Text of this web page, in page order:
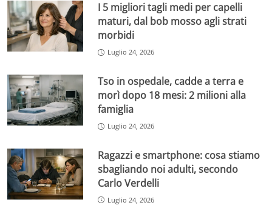
I 5 migliori tagli medi per capelli
maturi, dal bob mosso agli strati
morbidi
Luglio 24, 2026
Tso in ospedale, cadde a terra e
morì dopo 18 mesi: 2 milioni alla
famiglia
Luglio 24, 2026
Ragazzi e smartphone: cosa stiamo
sbagliando noi adulti, secondo
Carlo Verdelli
Luglio 24, 2026